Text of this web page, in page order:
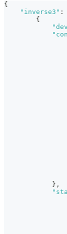
{
"inverse3" :
{
} ,